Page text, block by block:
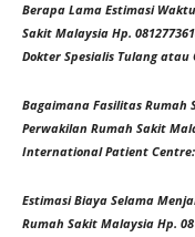
Berapa Lama Estimasi
Sakit Malaysia Hp.
Dokter Spesialis Tulang atau
Bagaimana Fasilitas Rumah
Perwakilan Rumah Sakit
International Patient
Estimasi Biaya Selama
Rumah Sakit Malaysia Hp.